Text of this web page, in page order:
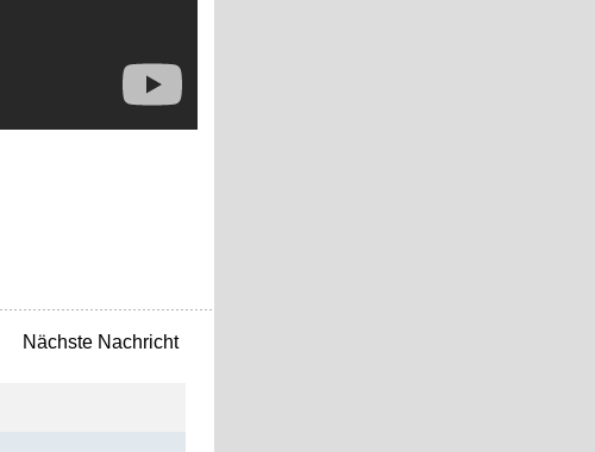
Nächste Nachricht